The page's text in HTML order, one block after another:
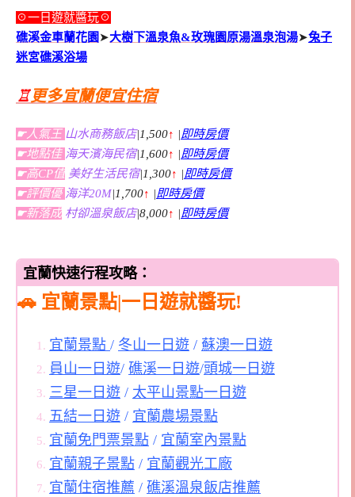
☉一日遊就醬玩☉
礁溪金車蘭花園 ➤大樹下溫泉魚&玫瑰園原湯溫泉泡湯➤兔子
迷宮礁溪浴場
♖更多宜蘭便宜住宿
☛人氣王 山水商務飯店|1,500↑ |即時房價
☛地點佳 海天濱海民宿|1,600↑ |即時房價
☛高CP值 美好生活民宿|1,300↑ |即時房價
☛評價優 海洋20M|1,700↑ |即時房價
☛新落成 村卻溫泉飯店|8,000↑ |即時房價
宜蘭快速行程攻略：
🚗 宜蘭景點|一日遊就醬玩!
宜蘭景點 / 冬山一日遊 / 蘇澳一日遊
員山一日遊/ 礁溪一日遊/頭城一日遊
三星一日遊 / 太平山景點一日遊
五結一日遊 / 宜蘭農場景點
宜蘭免門票景點 / 宜蘭室內景點
宜蘭親子景點 / 宜蘭觀光工廠
宜蘭住宿推薦 / 礁溪溫泉飯店推薦